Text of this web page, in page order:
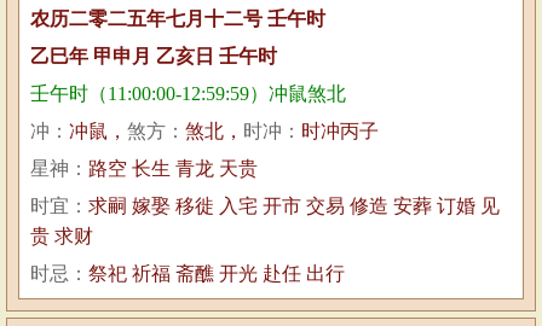
农历二零二五年七月十二号 壬午时
乙巳年 甲申月 乙亥日 壬午时
壬午时（11:00:00-12:59:59）冲鼠煞北
冲： 冲鼠， 煞方： 煞北， 时冲： 时冲丙子
星神： 路空 长生 青龙 天贵
时宜： 求嗣 嫁娶 移徙 入宅 开市 交易 修造 安葬 订婚 见
贵 求财
时忌： 祭祀 祈福 斋醮 开光 赴任 出行